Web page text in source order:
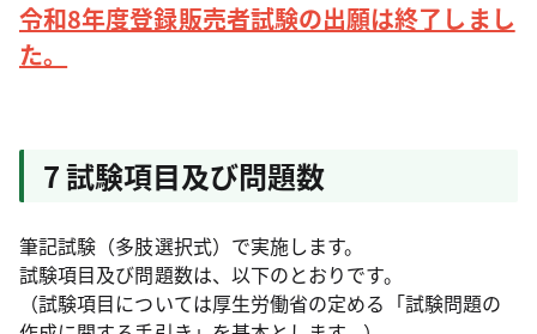
令和8年度登録販売者試験の出願は終了しまし
た。
7 試験項目及び問題数
筆記試験（多肢選択式）で実施します。
試験項目及び問題数は、以下のとおりです。
（試験項目については厚生労働省の定める「試験問題の